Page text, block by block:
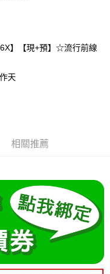
會自動跳轉到大哥付的交易
核未通過，訂單將自動取
哥付你分期系統評分，恕無
於每月結算日後寄送繳費提
／台灣大直營門市／銀行轉
。
。
跳轉至「AFTEE先享後付」
成結帳。
。
可於會員專區綁定中華電信
抵消費金額 (1點等於1元)。
】【現+預】☆流行前線
天
相關推薦